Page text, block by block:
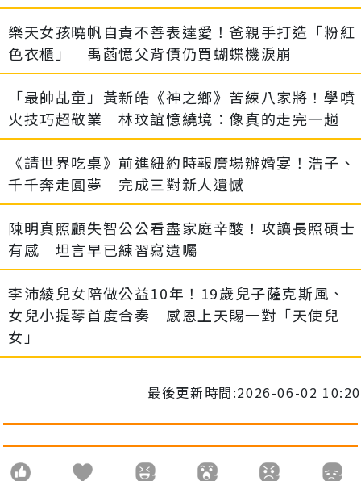
樂天女孩曉帆自責不善表達愛！爸親手打造「粉紅
色衣櫃」 禹菡憶父背債仍買蝴蝶機淚崩
「最帥乩童」黃新皓《神之鄉》苦練八家將！學噴
火技巧超敬業 林玟誼憶繞境：像真的走完一趟
《請世界吃桌》前進紐約時報廣場辦婚宴！浩子、
千千奔走圓夢 完成三對新人遺憾
陳明真照顧失智公公看盡家庭辛酸！攻讀長照碩士
有感 坦言早已練習寫遺囑
李沛綾兒女陪做公益10年！19歲兒子薩克斯風、
女兒小提琴首度合奏 感恩上天賜一對「天使兒
女」
最後更新時間:2026-06-02 10:20